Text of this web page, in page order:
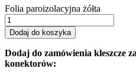
Folia paroizolacyjna żółta
Dodaj do koszyka
Dodaj do zamówienia kleszcze
konektorów: